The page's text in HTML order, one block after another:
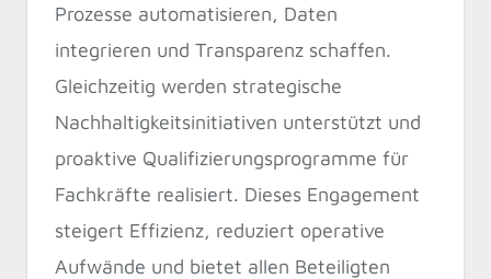
Prozesse automatisieren, Daten
integrieren und Transparenz schaffen.
Gleichzeitig werden strategische
Nachhaltigkeitsinitiativen unterstützt und
proaktive Qualifizierungsprogramme für
Fachkräfte realisiert. Dieses Engagement
steigert Effizienz, reduziert operative
Aufwände und bietet allen Beteiligten